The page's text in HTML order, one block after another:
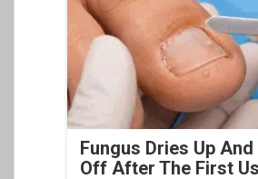
Fungus Dries Up And
Off After The First